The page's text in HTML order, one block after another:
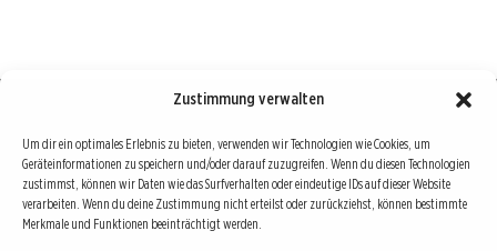
Zustimmung verwalten
Um dir ein optimales Erlebnis zu bieten, verwenden wir Technologien wie Cookies, um
Geräteinformationen zu speichern und/oder darauf zuzugreifen. Wenn du diesen Technologien
zustimmst, können wir Daten wie das Surfverhalten oder eindeutige IDs auf dieser Website
verarbeiten. Wenn du deine Zustimmung nicht erteilst oder zurückziehst, können bestimmte
Merkmale und Funktionen beeinträchtigt werden.
Börse : lokal, international, global
Erfolgreiche Börsengeschäfte bedingen vor allem drei Dinge: Verlässliche Informationen,
richtige Interpretationen und unabhängige Informationsquellen. Diese drei Bausteine sind
auch die redaktionelle Leitlinie von Börse Global.